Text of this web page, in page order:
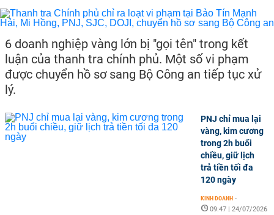
6 doanh nghiệp vàng lớn bị "gọi tên" trong kết
luận của thanh tra chính phủ. Một số vi phạm
được chuyển hồ sơ sang Bộ Công an tiếp tục xử
lý.
PNJ chỉ mua lại
vàng, kim cương
trong 2h buổi
chiều, giữ lịch
trả tiền tối đa
120 ngày
KINH DOANH -
09:47 | 24/07/2026